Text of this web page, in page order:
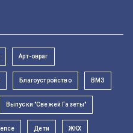
Арт-овраг
Благоустройство ВМЗ
Выпуски "Свежей Газеты"
Дети ЖКХ